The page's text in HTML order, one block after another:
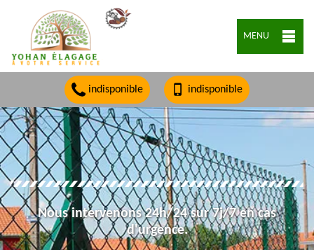
MENU
indisponible indisponible
Nous intervenons 24h/24 sur 7j/7 en cas
d'urgence.